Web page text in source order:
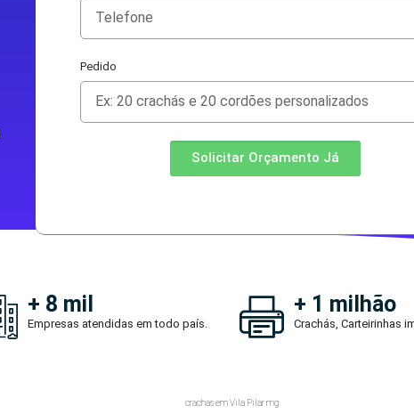
Pedido
Solicitar Orçamento Já
+ 8 mil
Empresas atendidas em todo país.
+ 1 milhão
Crachás, Carteirinhas
crachas em Vila Pilar mg